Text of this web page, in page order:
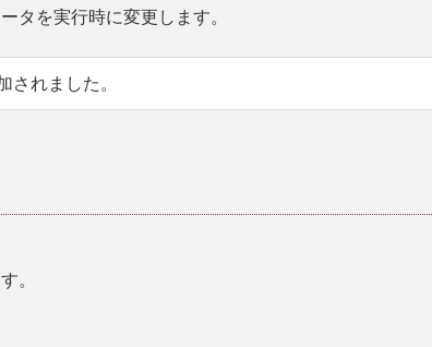
タを実行時に変更します。
されました。
。